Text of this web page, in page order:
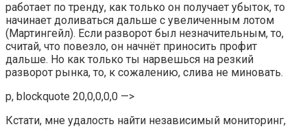
работает по тренду, как только он получает убыток, то
начинает доливаться дальше с увеличенным лотом
(Мартингейл). Если разворот был незначительным, то,
считай, что повезло, он начнёт приносить профит
дальше. Но как только ты нарвешься на резкий
разворот рынка, то, к сожалению, слива не миновать.
p, blockquote 20,0,0,0,0 —>
Кстати, мне удалость найти независимый мониторинг,